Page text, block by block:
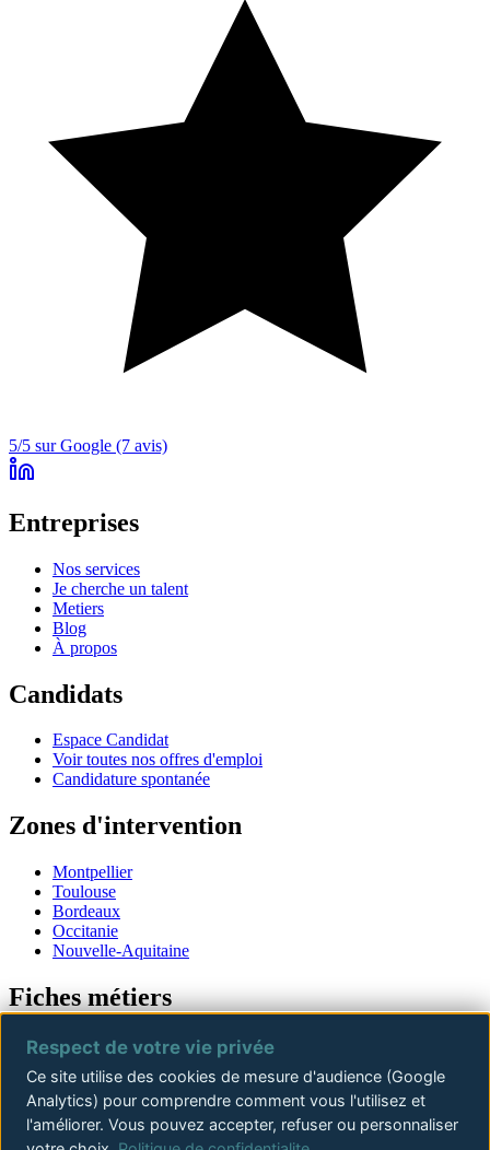
5/5 sur Google (7 avis)
Entreprises
Nos services
Je cherche un talent
Metiers
Blog
À propos
Candidats
Espace Candidat
Voir toutes nos offres d'emploi
Candidature spontanée
Zones d'intervention
Montpellier
Toulouse
Bordeaux
Occitanie
Nouvelle-Aquitaine
Fiches métiers
Offres d'emploi
Offres Conducteur de travaux
Offres Chef de chantier
Offres Ingénieur structure
Offres Directeur de travaux
Offres Chargé d'affaires
Respect de votre vie privée
Ce site utilise des cookies de mesure d'audience (Google
Analytics) pour comprendre comment vous l'utilisez et
l'améliorer. Vous pouvez accepter, refuser ou personnaliser